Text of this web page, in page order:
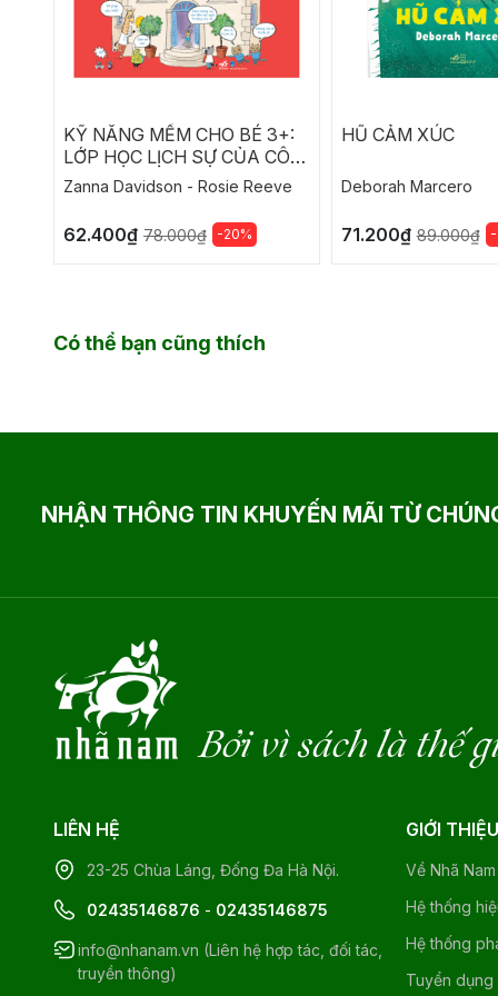
KỸ NĂNG MỀM CHO BÉ 3+:
LỚP HỌC LỊCH SỰ CỦA CÔ
MOLLY
Zanna Davidson - Rosie Reeve
62.400₫ 78.000₫ -20%
HŨ CẢM XÚC
Deborah Marcero
71.200₫ 89.000₫
Có thể bạn cũng thích
NHẬN THÔNG TIN KHUYẾN MÃI TỪ
Bởi vì sách là thế
LIÊN HỆ
23-25 Chùa Láng, Đống Đa Hà Nội.
02435146876 - 02435146875
info@nhanam.vn (Liên hệ hợp tác, đối tác,
truyền thông)
GIỚI THIỆU
Về Nhã Nam
Hệ thống
Hệ thống
Tuyển dụng